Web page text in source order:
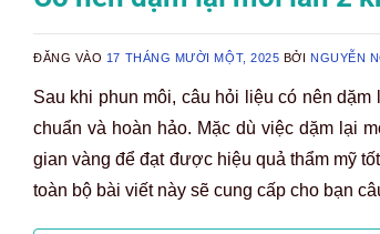
ĐĂNG VÀO 17 THÁNG MƯỜI MỘT, 2025 BỞI NGUYỄN
Sau khi phun môi, câu hỏi liệu có nên
chuẩn và hoàn hảo. Mặc dù việc dặm lại
gian vàng để đạt được hiệu quả thẩm mỹ
toàn bộ bài viết này sẽ cung cấp cho bạn